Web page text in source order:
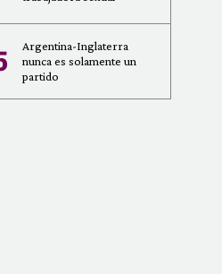
Argentina-Inglaterra
nunca es solamente un
partido